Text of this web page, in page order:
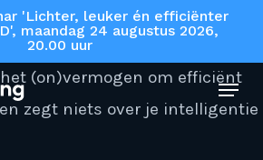
'Lichter, leuker én efficiënter
maandag 24 augustus 2026,
20.00 uur
Menu